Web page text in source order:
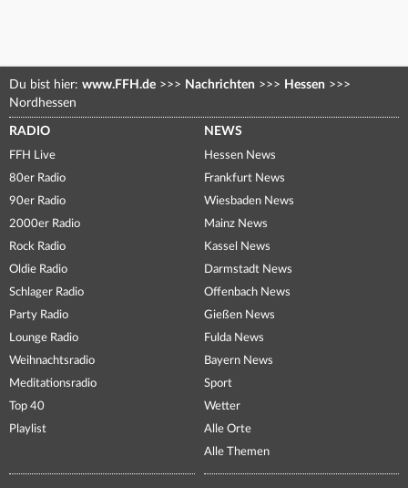
Du bist hier: www.FFH.de >>> Nachrichten >>> Hessen >>>
Nordhessen
RADIO
FFH Live
80er Radio
90er Radio
2000er Radio
Rock Radio
Oldie Radio
Schlager Radio
Party Radio
Lounge Radio
Weihnachtsradio
Meditationsradio
Top 40
Playlist
NEWS
Hessen News
Frankfurt News
Wiesbaden News
Mainz News
Kassel News
Darmstadt News
Offenbach News
Gießen News
Fulda News
Bayern News
Sport
Wetter
Alle Orte
Alle Themen